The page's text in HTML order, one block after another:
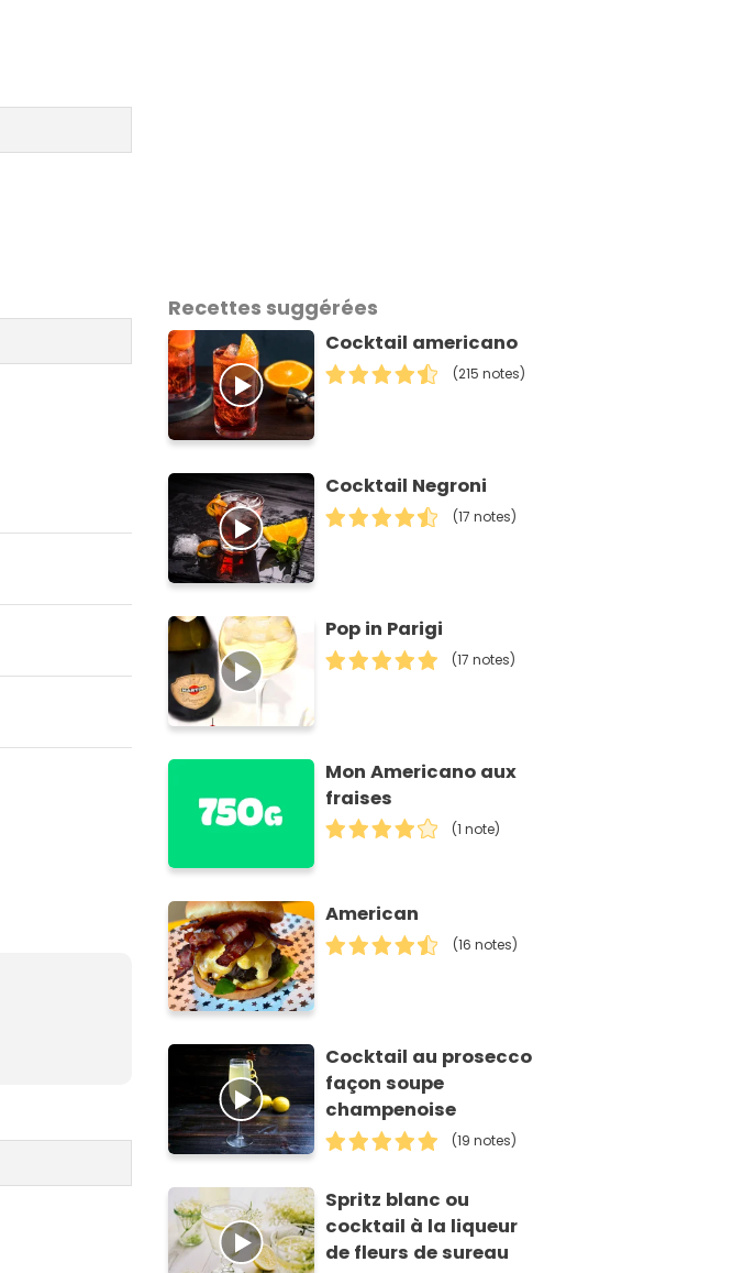
Recettes suggérées
Cocktail americano
(215 notes)
Cocktail Negroni
(17 notes)
Pop in Parigi
(17 notes)
Mon Americano aux
fraises
(1 note)
American
(16 notes)
Cocktail au prosecco
façon soupe
champenoise
(19 notes)
Spritz blanc ou
cocktail à la liqueur
de fleurs de sureau